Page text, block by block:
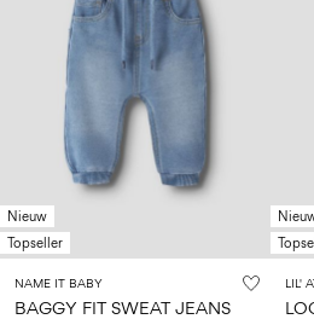
Nieuw
Topseller
NAME IT BABY
BAGGY FIT SWEAT JEANS
LIL'